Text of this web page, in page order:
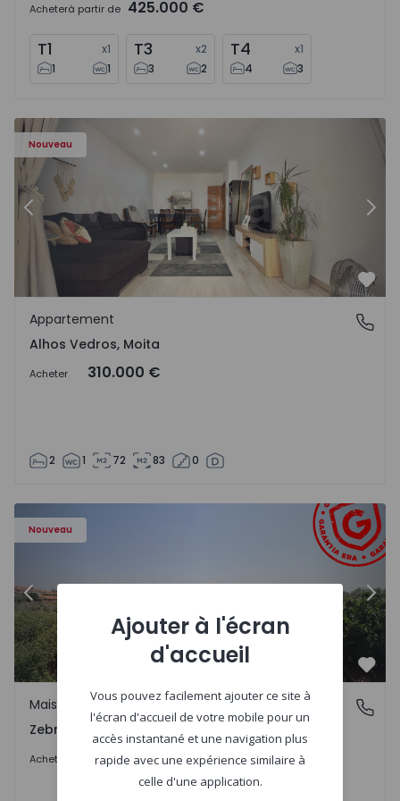
Acheterà partir de 425.000 €
T1 x1
1
1
T3 x2
3
2
T4 x1
4
3
Nouveau
Appartement T2 Moita, Alhos Vedros - 1572464 - 1
Précédent
Alhos Vedros, Moita
Appartement
Alhos Vedros, Moita
Acheter 310.000 €
2 1 72 83 0
Nouveau
- 43
Maison de Ville T4 Idanha-a-Nova, Zebreira e Segura -
Précédent
Zebreira e Segura, Castelo Branco
Maison de Ville
Zebreira e Segura, Castelo Branco
Acheter 79.000 €
Ajouter à l'écran
d'accueil
Vous pouvez facilement ajouter ce site à
l'écran d'accueil de votre mobile pour un
accès instantané et une navigation plus
rapide avec une expérience similaire à
celle d'une application.